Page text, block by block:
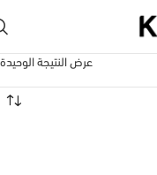
عرض النتيجة الوحيدة